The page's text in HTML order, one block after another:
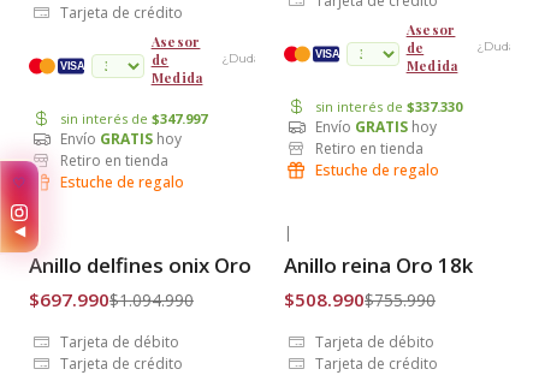
Tarjeta de crédito
VISA
Asesor
de
Medida
¿Dudas? cuotas
sin interés de $347.997
Envío GRATIS hoy
Retiro en tienda
Estuche de regalo
VISA
Asesor
de
Medida
¿Dudas?
sin interés de $337.330
Envío GRATIS hoy
Retiro en tienda
Estuche de regalo
Envío Gratis
|
Anillo delfines onix Oro 18k
$697.990$1.094.990
Tarjeta de débito
Tarjeta de crédito
Envío Gratis
|
Anillo reina Oro 18k
$508.990$755.990
Tarjeta de débito
Tarjeta de crédito
✨
◀